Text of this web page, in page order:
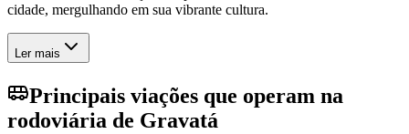
cidade, mergulhando em sua vibrante cultura.
Ler mais
Principais viações que operam na
rodoviária de Gravatá